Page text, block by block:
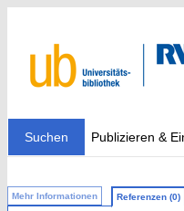
Suchen Publizieren &
Mehr Informationen Referenzen (0)